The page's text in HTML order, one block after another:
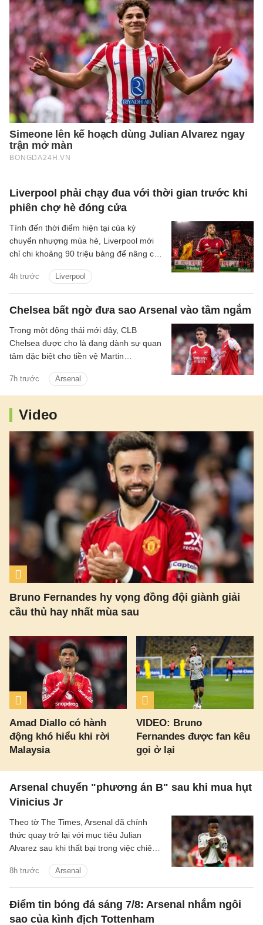
Liverpool phải chạy đua với thời gian trước khi
phiên chợ hè đóng cửa
4h trước Liverpool
Tính đến thời điểm hiện tại của kỳ
chuyển nhượng mùa hè, Liverpool mới
chỉ chi khoảng 90 triệu bảng để nâng cấp
Jeremy Jacquet và cầu thủ chạy cánh
Victor Munoz.
Chelsea bất ngờ đưa sao Arsenal vào tầm ngắm
7h trước Arsenal
Trong một động thái mới đây, CLB
Chelsea được cho là đang dành sự quan
tâm đặc biệt cho tiền vệ Martin
Video
Bruno Fernandes hy vọng đồng đội giành giải
cầu thủ hay nhất mùa sau
Amad Diallo có hành
động khó hiểu khi rời
Malaysia
VIDEO: Bruno
Fernandes được fan kêu
gọi ở lại
Arsenal chuyển "phương án B" sau khi mua hụt
Vinicius Jr
8h trước Arsenal
Theo tờ The Times, Arsenal đã chính
thức quay trở lại với mục tiêu Julian
Alvarez sau khi thất bại trong việc chiêu
Điểm tin bóng đá sáng 7/8: Arsenal nhắm ngôi
sao của kình địch Tottenham